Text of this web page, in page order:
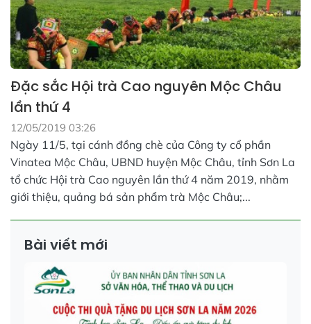
Đặc sắc Hội trà Cao nguyên Mộc Châu
lần thứ 4
12/05/2019 03:26
Ngày 11/5, tại cánh đồng chè của Công ty cổ phần
Vinatea Mộc Châu, UBND huyện Mộc Châu, tỉnh Sơn La
tổ chức Hội trà Cao nguyên lần thứ 4 năm 2019, nhằm
giới thiệu, quảng bá sản phẩm trà Mộc Châu;...
Bài viết mới